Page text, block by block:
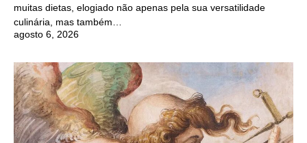
muitas dietas, elogiado não apenas pela sua versatilidade
culinária, mas também…
agosto 6, 2026